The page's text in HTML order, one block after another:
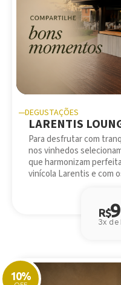
DEGUSTAÇÕES
LARENTIS
Para desfrutar com
nos vinhedos
que harmonizam
vinícola Larentis e com
R$
3x de
10%